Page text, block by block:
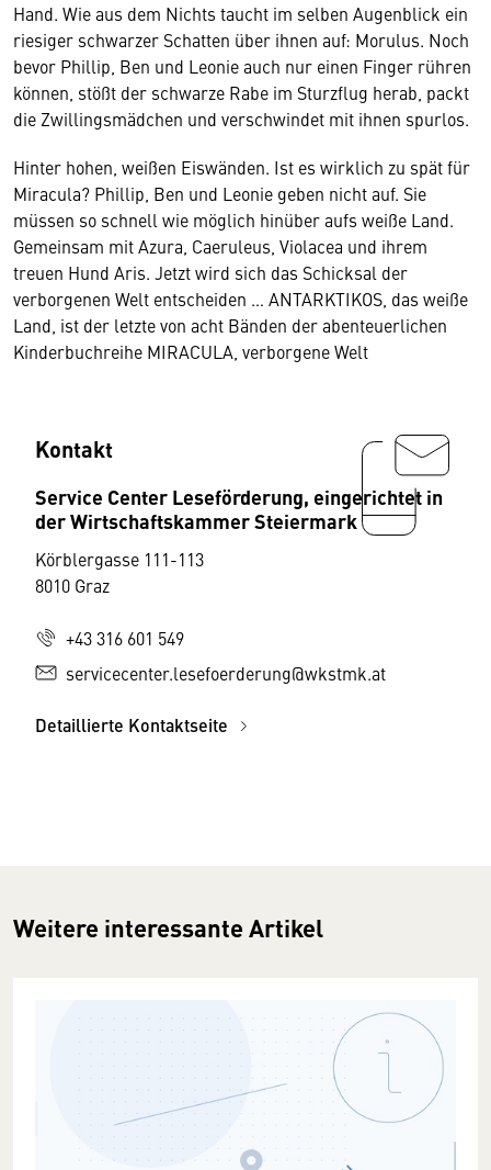
Hand. Wie aus dem Nichts taucht im selben Augenblick ein
riesiger schwarzer Schatten über ihnen auf: Morulus. Noch
bevor Phillip, Ben und Leonie auch nur einen Finger rühren
können, stößt der schwarze Rabe im Sturzflug herab, packt
die Zwillingsmädchen und verschwindet mit ihnen spurlos.
Hinter hohen, weißen Eiswänden. Ist es wirklich zu spät für
Miracula? Phillip, Ben und Leonie geben nicht auf. Sie
müssen so schnell wie möglich hinüber aufs weiße Land.
Gemeinsam mit Azura, Caeruleus, Violacea und ihrem
treuen Hund Aris. Jetzt wird sich das Schicksal der
verborgenen Welt entscheiden … ANTARKTIKOS, das weiße
Land, ist der letzte von acht Bänden der abenteuerlichen
Kinderbuchreihe MIRACULA, verborgene Welt
Kontakt
Service Center Leseförderung, eingerichtet in
der Wirtschaftskammer Steiermark
Körblergasse 111-113
8010 Graz
+43 316 601 549
servicecenter.lesefoerderung@wkstmk.at
Detaillierte Kontaktseite
Weitere interessante Artikel